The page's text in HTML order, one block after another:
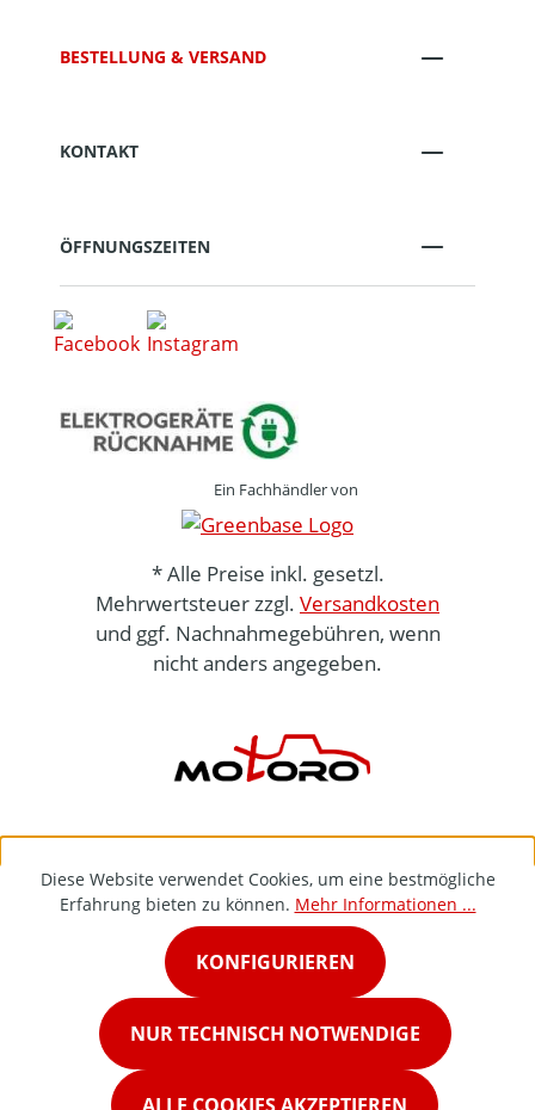
BESTELLUNG & VERSAND
KONTAKT
ÖFFNUNGSZEITEN
Ein Fachhändler von
* Alle Preise inkl. gesetzl.
Mehrwertsteuer zzgl. Versandkosten
und ggf. Nachnahmegebühren, wenn
nicht anders angegeben.
Diese Website verwendet Cookies, um eine bestmögliche
Erfahrung bieten zu können. Mehr Informationen ...
NUR TECHNISCH NOTWENDIGE
KONFIGURIEREN